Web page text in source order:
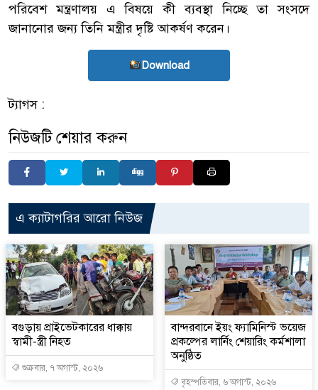
পরিবেশ মন্ত্রণালয় এ বিষয়ে কী ব্যবস্থা নিচ্ছে তা সংসদে
জানানোর জন্য তিনি মন্ত্রীর দৃষ্টি আকর্ষণ করেন।
Download
ট্যাগস :
নিউজটি শেয়ার করুন
এ ক্যাটাগরির আরো নিউজ
বগুড়ায় প্রাইভেটকারের ধাক্কায়
স্বামী-স্ত্রী নিহত
শুক্রবার, ৭ অগাস্ট, ২০২৬
বান্দরবানে ইয়ং ফ্যামিনিস্ট ভয়েজ
প্রকল্পের লার্নিং শেয়ারিং কর্মশালা
অনুষ্ঠিত
বৃহস্পতিবার, ৬ অগাস্ট, ২০২৬